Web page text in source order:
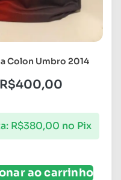
Colon Umbro 2014
R$400,00
R$380,00 no Pix
ao carrinho